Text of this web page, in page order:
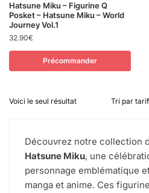
Hatsune Miku – Figurine Q
Posket – Hatsune Miku – World
Journey Vol.1
32.90€
Précommander
Voici le seul résultat
Découvrez notre collection
Hatsune Miku, une
personnage emblématique
manga et anime. Ces